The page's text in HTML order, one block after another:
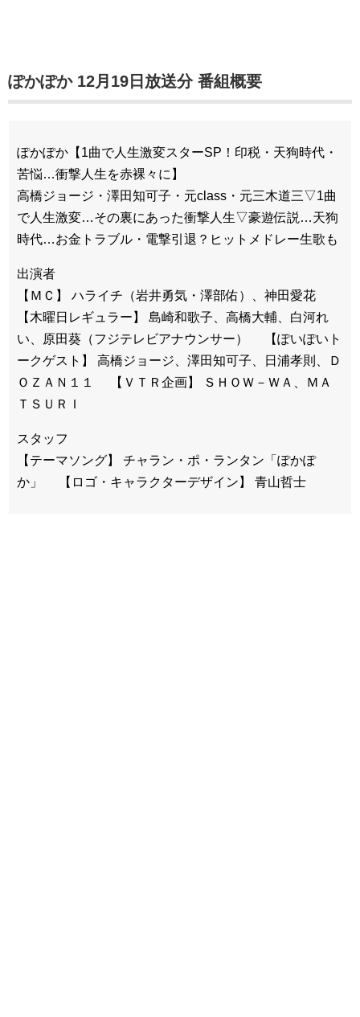
ぽかぽか 12月19日放送分 番組概要
ぽかぽか【1曲で人生激変スターSP！印税・天狗時代・
苦悩…衝撃人生を赤裸々に】
高橋ジョージ・澤田知可子・元class・元三木道三▽1曲
で人生激変…その裏にあった衝撃人生▽豪遊伝説…天狗
時代…お金トラブル・電撃引退？ヒットメドレー生歌も
出演者
【ＭＣ】 ハライチ（岩井勇気・澤部佑）、神田愛花
【木曜日レギュラー】 島崎和歌子、高橋大輔、白河れ
い、原田葵（フジテレビアナウンサー） 【ぽいぽいト
ークゲスト】 高橋ジョージ、澤田知可子、日浦孝則、Ｄ
ＯＺＡＮ１１ 【ＶＴＲ企画】 ＳＨＯＷ－ＷＡ、ＭＡ
ＴＳＵＲＩ
スタッフ
【テーマソング】 チャラン・ポ・ランタン「ぽかぽ
か」 【ロゴ・キャラクターデザイン】 青山哲士